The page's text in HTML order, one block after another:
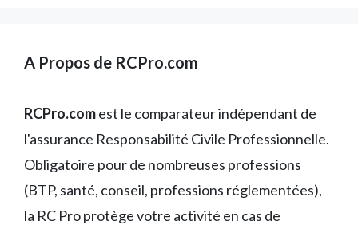
A Propos de RCPro.com
RCPro.comest le comparateur indépendant de
l'assurance Responsabilité Civile Professionnelle.
Obligatoire pour de nombreuses professions
(BTP, santé, conseil, professions réglementées),
la RC Pro protège votre activité en cas de